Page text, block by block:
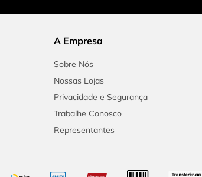
A Empresa
Sobre Nós
Nossas Lojas
Privacidade e Segurança
Trabalhe Conosco
Representantes